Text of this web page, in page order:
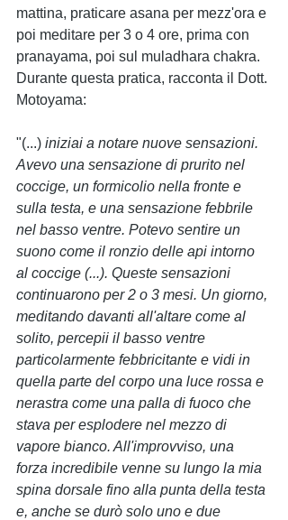
mattina, praticare asana per mezz'ora e
poi meditare per 3 o 4 ore, prima con
pranayama, poi sul muladhara chakra.
Durante questa pratica, racconta il Dott.
Motoyama:
"(...) iniziai a notare nuove sensazioni.
Avevo una sensazione di prurito nel
coccige, un formicolio nella fronte e
sulla testa, e una sensazione febbrile
nel basso ventre. Potevo sentire un
suono come il ronzio delle api intorno
al coccige (...). Queste sensazioni
continuarono per 2 o 3 mesi. Un giorno,
meditando davanti all'altare come al
solito, percepii il basso ventre
particolarmente febbricitante e vidi in
quella parte del corpo una luce rossa e
nerastra come una palla di fuoco che
stava per esplodere nel mezzo di
vapore bianco. All'improvviso, una
forza incredibile venne su lungo la mia
spina dorsale fino alla punta della testa
e, anche se durò solo uno e due